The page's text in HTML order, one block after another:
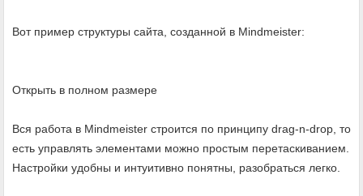
Вот пример структуры сайта, созданной в Mindmeister:
Открыть в полном размере
Вся работа в Mindmeister строится по принципу drag-n-drop, то
есть управлять элементами можно простым перетаскиванием.
Настройки удобны и интуитивно понятны, разобраться легко.